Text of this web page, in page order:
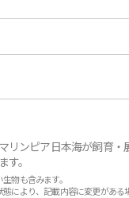
リンピア日本海が飼育・
。
物も含みます。
より、記載内容に変更がある